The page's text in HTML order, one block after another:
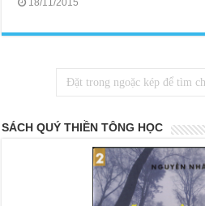
18/11/2015
SÁCH QUÝ THIỀN TÔNG HỌC